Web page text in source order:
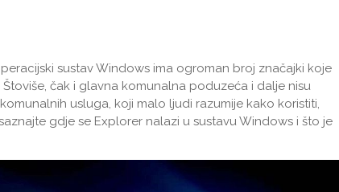
sustav Windows ima ogroman broj značajki koje
Štoviše, čak i glavna komunalna poduzeća i dalje nisu
usluga, koji malo ljudi razumije kako koristiti,
gdje se Explorer nalazi u sustavu Windows i što je